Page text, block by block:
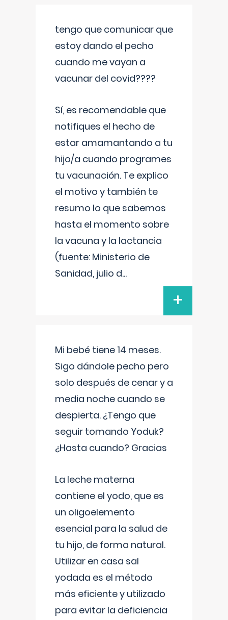
tengo que comunicar que
estoy dando el pecho
cuando me vayan a
vacunar del covid????
Sí, es recomendable que
notifiques el hecho de
estar amamantando a tu
hijo/a cuando programes
tu vacunación. Te explico
el motivo y también te
resumo lo que sabemos
hasta el momento sobre
la vacuna y la lactancia
(fuente: Ministerio de
Sanidad, julio d...
+
Mi bebé tiene 14 meses.
Sigo dándole pecho pero
solo después de cenar y a
media noche cuando se
despierta. ¿Tengo que
seguir tomando Yoduk?
¿Hasta cuando? Gracias
La leche materna
contiene el yodo, que es
un oligoelemento
esencial para la salud de
tu hijo, de forma natural.
Utilizar en casa sal
yodada es el método
más eficiente y utilizado
para evitar la deficiencia